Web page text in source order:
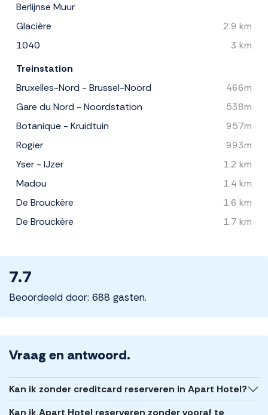
Berlijnse Muur
Glacière
2.9 km
1040
3 km
Treinstation
Bruxelles-Nord - Brussel-Noord
466m
Gare du Nord - Noordstation
538m
Botanique - Kruidtuin
957m
Rogier
993m
Yser - IJzer
1.2 km
Madou
1.4 km
De Brouckère
1.6 km
De Brouckère
1.7 km
7.7
Beoordeeld door: 688 gasten.
Vraag en antwoord.
Kan ik zonder creditcard reserveren in Apart Hotel?